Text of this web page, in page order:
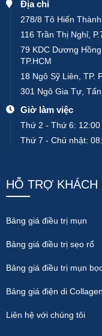
Địa chỉ
278/8 Tô Hiến
116 Trần Thị Nghỉ,
79 KDC Dương
TP.HCM
18 Ngô Sỹ Liên, TP.
301 Ngô Gia Tự,
Giờ làm việc
Thứ 2 - Thứ 6: 12:00
Thứ 7 - Chủ nhật:
HỖ TRỢ KHÁCH
Bảng giá điều trị mụn
Bảng giá điều trị sẹo rổ
Bảng giá điều trị mụn
Bảng giá điện di Collagen
Liên hệ với chúng tôi